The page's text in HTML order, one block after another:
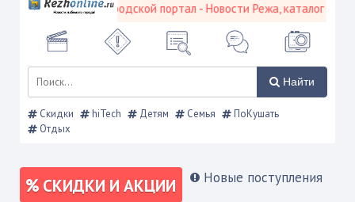
Режевской городской портал - Новости Режа, каталог
Найти
Скидки hiTech Детям Семья
ПоКушать
Отдых
СКИДКИ И АКЦИИ Новые поступления